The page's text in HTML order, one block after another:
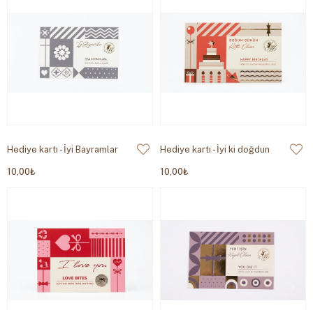
Hediye kartı - İyi Bayramlar
10,00₺
Hediye kartı - İyi ki doğdun
10,00₺